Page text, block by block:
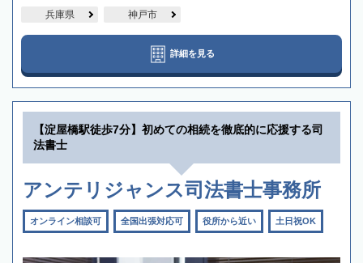
兵庫県 神戸市
詳細を見る
【淀屋橋駅徒歩7分】初めての相続を徹底的に応援する司
法書士
アンテリジャンス司法書士事務所
オンライン相談可 全国出張対応可 役所から近い 土日祝OK